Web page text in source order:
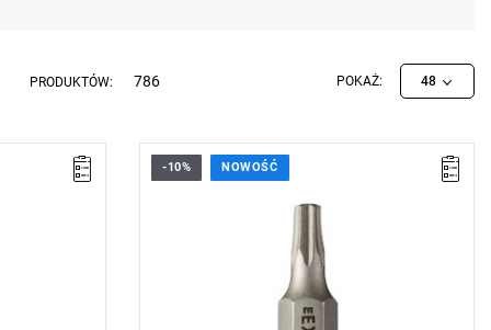
PRODUKTÓW: 786 POKAŻ: 48
• Rozmiar: TT15,
-10% NOWOŚĆ